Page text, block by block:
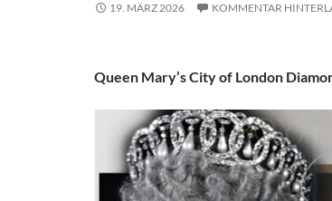
19. MÄRZ 2026 KOMMENTAR
Queen Mary’s City of London